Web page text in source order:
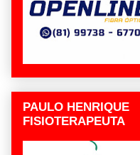
PAULO HENRIQUE
FISIOTERAPEUTA